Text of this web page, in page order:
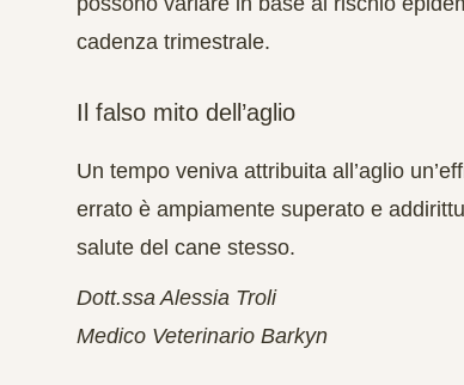
cadenza trimestrale.
Il falso mito dell’aglio
Un tempo veniva attribuita all’aglio
errato è ampiamente superato e
salute del cane stesso.
Dott.ssa Alessia Troli
Medico Veterinario Barkyn